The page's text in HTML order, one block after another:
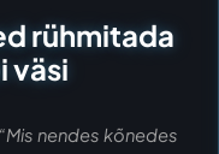
rühmitada
väsi
“Mis nendes kõnedes